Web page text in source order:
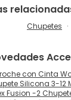
Chupetes
con Cinta
Silicona 3-12
Fusion -2